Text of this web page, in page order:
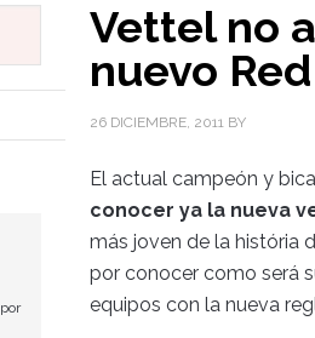
Vettel no
nuevo
26 DICIEMBRE, 2011 BY
El actual campeón y
conocer ya la nueva
más joven de la história
por conocer como será
equipos con la nueva